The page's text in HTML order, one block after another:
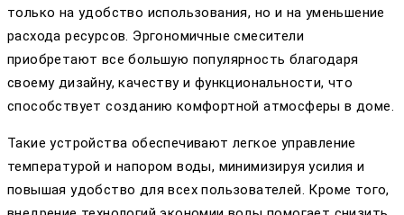
только на удобство использования, но и на уменьшение
расхода ресурсов. Эргономичные смесители
приобретают все большую популярность благодаря
своему дизайну, качеству и функциональности, что
способствует созданию комфортной атмосферы в доме.
Такие устройства обеспечивают легкое управление
температурой и напором воды, минимизируя усилия и
повышая удобство для всех пользователей. Кроме того,